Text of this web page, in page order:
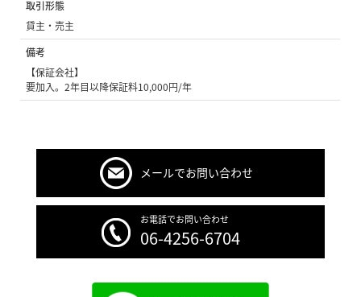
取引形態
貸主・売主
備考
【保証会社】
要加入。2年目以降保証料10,000円/年
メールでお問い合わせ
お電話でお問い合わせ
06-4256-6704